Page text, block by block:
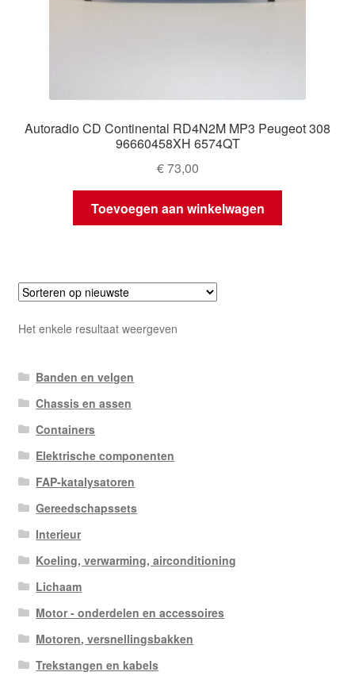
Autoradio CD Continental RD4N2M MP3 Peugeot 308
96660458XH 6574QT
€73,00
Toevoegen aan winkelwagen
Het enkele resultaat weergeven
Banden en velgen
Chassis en assen
Containers
Elektrische componenten
FAP-katalysatoren
Gereedschapssets
Interieur
Koeling, verwarming, airconditioning
Lichaam
Motor - onderdelen en accessoires
Motoren, versnellingsbakken
Trekstangen en kabels